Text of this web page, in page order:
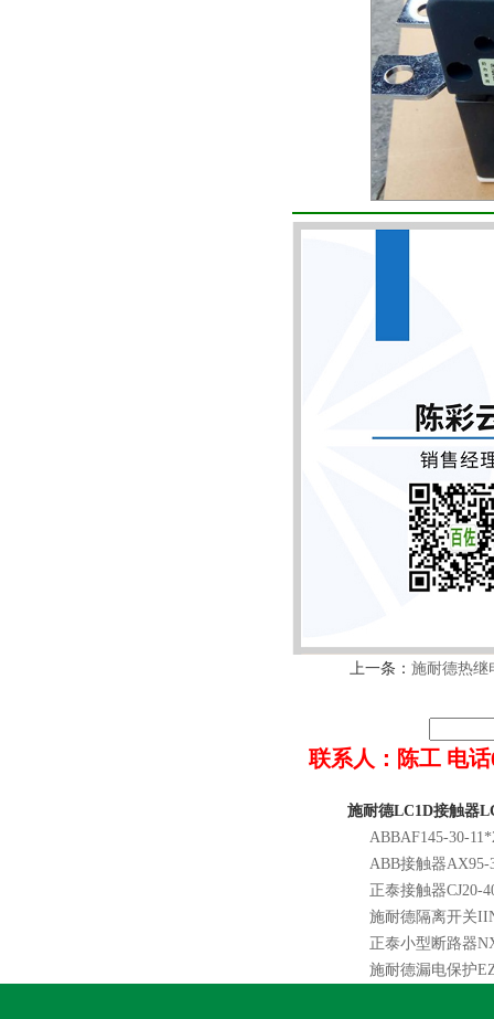
上一条： 施耐德热继
联系人：陈工 电话
施耐德LC1D接触器
ABBAF145-30-
ABB接触器AX95-
正泰接触器CJ20-
施耐德隔离开关
正泰小型断路器
施耐德漏电保护